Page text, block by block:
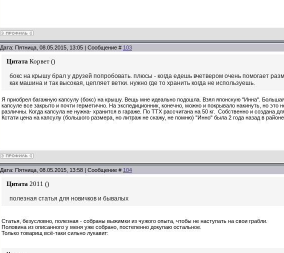
Дата: Пятница, 08.05.2015, 13:05 | Сообщение # 103
Цитата Корвет ()
бокс на крышу брал у друзей попробовать. плюсы - когда едешь вчетвером очень помогает
как машина и так высокая, цепляет ветки. нужно где то хранить когда не используешь.
Я приобрел багажную капсулу (бокс) на крышу. Вещь мне идеально подошла. Взял японскую "Инна".
капсуле все закрыто и почти герметично. На экспедиционник, конечно, можно и покрывало накинуть, но
различны. Когда капсула не нужна- хранится в гараже. По ТТХ рассчитана на 50 кг. Собственно и создана
Кстати цена на капсулу (большого размера, но литраж не скажу, не помню) "Инно" была 2 года назад в районе
Дата: Пятница, 08.05.2015, 13:58 | Сообщение # 104
Цитата 2011 ()
полезная статья для новичков и бывалых
Статья, безусловно, полезная - собраны выжимки из чужого опыта, чтобы не наступать на свои грабли.
Половина из описанного у меня уже собрано, постепенно докупаю остальное.
Только товарищ всё-таки сильно лукавит: